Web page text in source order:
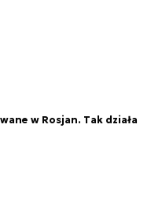
w Rosjan. Tak działa